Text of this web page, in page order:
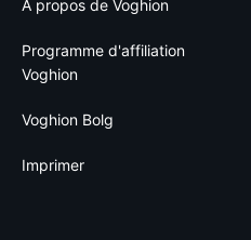
À propos de Voghion
Programme d'affiliation
Voghion
Voghion Bolg
Imprimer